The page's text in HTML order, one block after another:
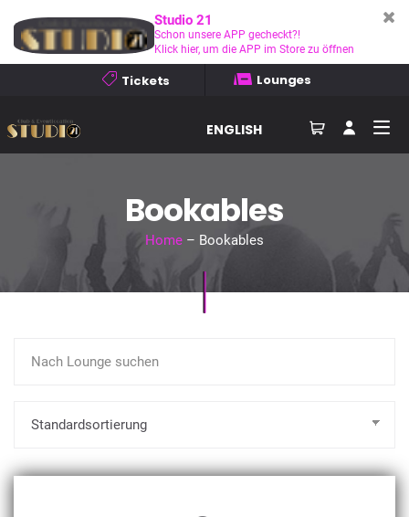
Tickets Lounges
ENGLISH
Bookables
Home– Bookables
Studio 21
Schon unsere APP gecheckt?!
Klick hier, um die APP im Store zu öffnen